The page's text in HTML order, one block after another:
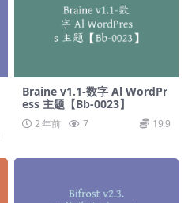
Braine v1.1-数字 Al WordPr
ess 主题【Bb-0023】
2 年前 7 19.9